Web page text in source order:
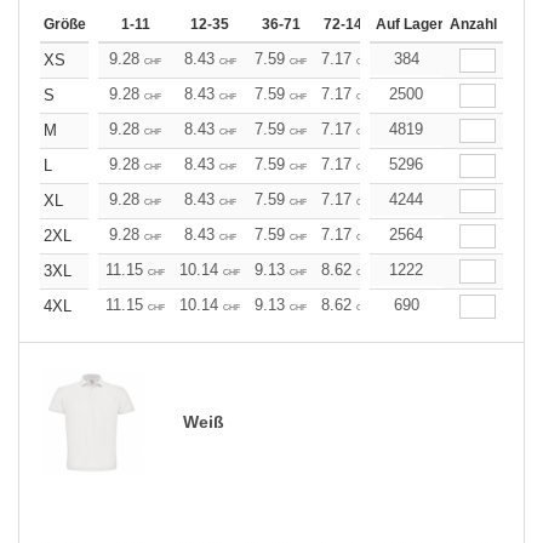
Größe 1-11 12-35 36-71 72-143 144-287 288 +
Auf Lager Anzahl
XS 9.28 CHF 8.43 CHF 7.59 CHF 7.17 CHF 6.75
384
S
9.28 CHF 8.43 CHF 7.59 CHF 7.17 CHF 6.75
2500
M
9.28 CHF 8.43 CHF 7.59 CHF 7.17 CHF 6.75
4819
L
9.28 CHF 8.43 CHF 7.59 CHF 7.17 CHF 6.75
5296
XL
9.28 CHF 8.43 CHF 7.59 CHF 7.17 CHF 6.75
4244
2XL
9.28 CHF 8.43 CHF 7.59 CHF 7.17 CHF 6.75
2564
3XL
11.15 CHF 10.14 CHF 9.13 CHF 8.62 CHF 8.11
1222
4XL
11.15 CHF 10.14 CHF 9.13 CHF 8.62 CHF 8.11
690
Weiß